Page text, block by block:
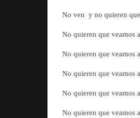
No ven y no quieren
No quieren que veamos
No quieren que veamos
No quieren que veamos
No quieren que veamos
No quieren que veamos